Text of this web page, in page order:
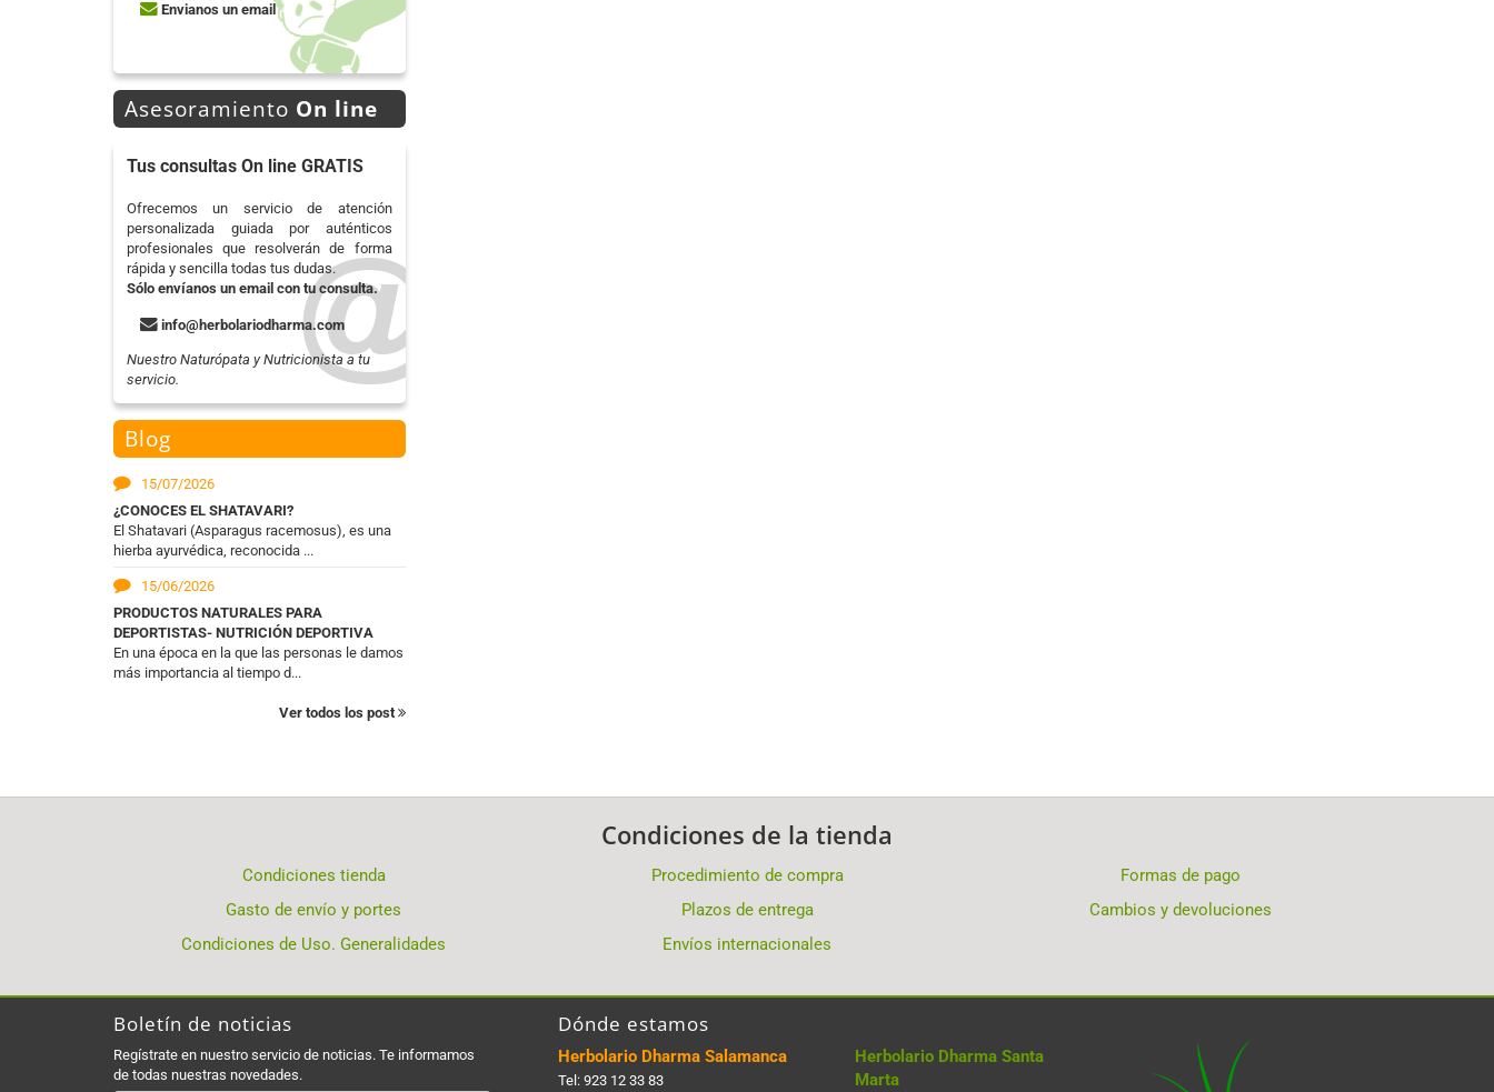
Envianos un email
Asesoramiento On line
Tus consultas On line GRATIS
Ofrecemos un servicio de atención
personalizada guiada por auténticos
profesionales que resolverán de forma
rápida y sencilla todas tus dudas.
Sólo envíanos un email con tu consulta.
info@herbolariodharma.com
Nuestro Naturópata y Nutricionista a tu
servicio.
Blog
15/07/2026
¿CONOCES EL SHATAVARI?
El Shatavari (Asparagus racemosus), es una
hierba ayurvédica, reconocida ...
15/06/2026
PRODUCTOS NATURALES PARA
DEPORTISTAS- NUTRICIÓN DEPORTIVA
En una época en la que las personas le damos
más importancia al tiempo d...
Ver todos los post
Condiciones de la tienda
Condiciones tienda Procedimiento de compra
Formas de pago
Gasto de envío y portes
Plazos de entrega
Cambios y devoluciones
Condiciones de Uso. Generalidades
Envíos internacionales
Boletín de noticias
Regístrate en nuestro servicio de noticias. Te informamos
de todas nuestras novedades.
Dónde estamos
Herbolario Dharma Salamanca
Tel: 923 12 33 83
Herbolario Dharma Santa
Marta